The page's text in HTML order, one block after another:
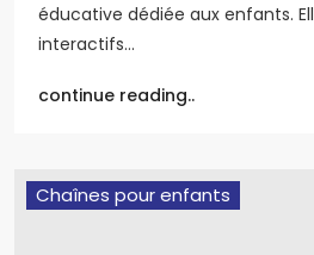
éducative dédiée aux enfants.
interactifs…
continue reading..
Chaînes pour enfants